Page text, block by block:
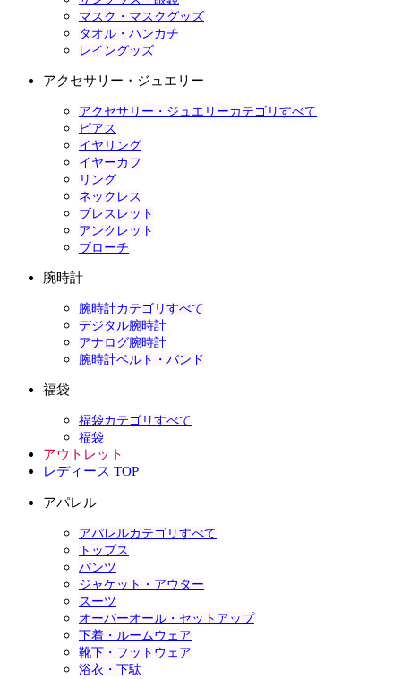
マスク・マスクグッズ
タオル・ハンカチ
レイングッズ
アクセサリー・ジュエリー
アクセサリー・ジュエリーカテゴリすべて
ピアス
イヤリング
イヤーカフ
リング
ネックレス
ブレスレット
アンクレット
ブローチ
腕時計
腕時計カテゴリすべて
デジタル腕時計
アナログ腕時計
腕時計ベルト・バンド
福袋
福袋カテゴリすべて
福袋
アウトレット
レディース TOP
アパレル
アパレルカテゴリすべて
トップス
パンツ
ジャケット・アウター
スーツ
オーバーオール・セットアップ
下着・ルームウェア
靴下・フットウェア
浴衣・下駄